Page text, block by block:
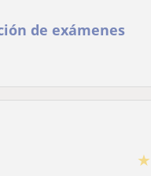
de exámenes
★